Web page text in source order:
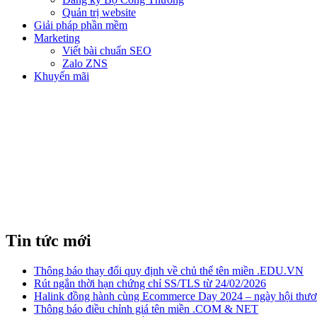
Quản trị website
Giải pháp phần mềm
Marketing
Viết bài chuẩn SEO
Zalo ZNS
Khuyến mãi
Tin tức mới
Thông báo thay đổi quy định về chủ thể tên miền .EDU.VN
Rút ngắn thời hạn chứng chỉ SS/TLS từ 24/02/2026
Halink đồng hành cùng Ecommerce Day 2024 – ngày hội
Thông báo điều chỉnh giá tên miền .COM & NET